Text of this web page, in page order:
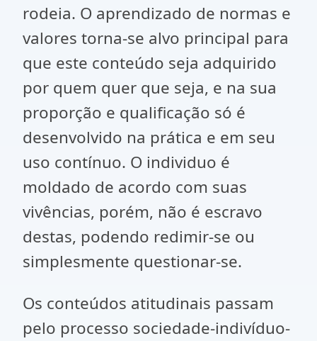
rodeia. O aprendizado de normas e
valores torna-se alvo principal para
que este conteúdo seja adquirido
por quem quer que seja, e na sua
proporção e qualificação só é
desenvolvido na prática e em seu
uso contínuo. O individuo é
moldado de acordo com suas
vivências, porém, não é escravo
destas, podendo redimir-se ou
simplesmente questionar-se.
Os conteúdos atitudinais passam
pelo processo sociedade-indivíduo-